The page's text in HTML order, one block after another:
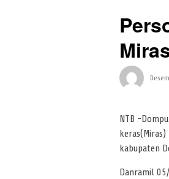
NTB -
kabupaten
Danramil